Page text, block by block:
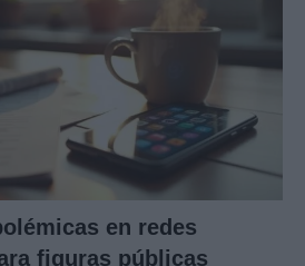
en redes
figuras públicas